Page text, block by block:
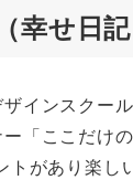
幸せ日記
インスクー
「ここだけ
があり楽し